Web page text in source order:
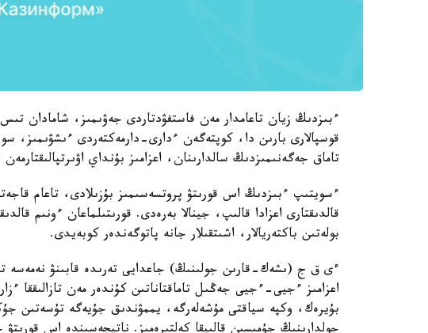
ءبىزدىڭ زيان تاعامدار مەن فاستفۋدتاردى جەۋىمىز، شامادان
قوسپالارى بارىن دا، كوپتەگەن ءدارى-دارمەكتەردى
تاماق جەگەنىمىزدىڭ سالدارىنان، اعزامىز بۇنداي
ءسويتىپ ءبىزدىڭ اس قورىتۋ پروتسەسىمىز بۇزىلادى، تاعام
قالدىقتارى اعزادا قالىپ، جينالا بەرەدى. قورىتىلماعان ءونىم
بولەتىن باكتەريالار، اشىتقىلار جانە پاتوگەندەر كوبەيدى.
ءى ق ج (ىشەك-قارىن جولىنىڭ) جاعدايى تەرىدە قابىنۋ نەمەسە
اعزامىز ءجيى-ءجيى جەڭىل تاماقتاناتىن كۇندەر مەن تازالىققا
بۇيرەك، وكپە سياقتى مۇشەلەرگە، يممۋندىق جۇيەگە تۇسەتىن